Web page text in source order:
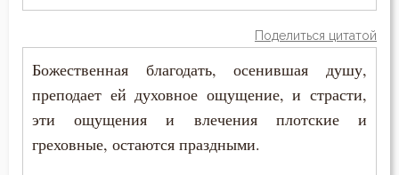
Рождество
Ропот
Поделиться цитатой
Божественная благодать, осенившая душу,
преподает ей духовное ощущение, и страсти,
эти ощущения и влечения плотские и
греховные, остаются праздными.